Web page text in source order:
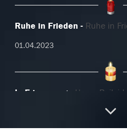
Ruhe in Frieden Ruhe in
01.04.2023
In Erinnerung Unser